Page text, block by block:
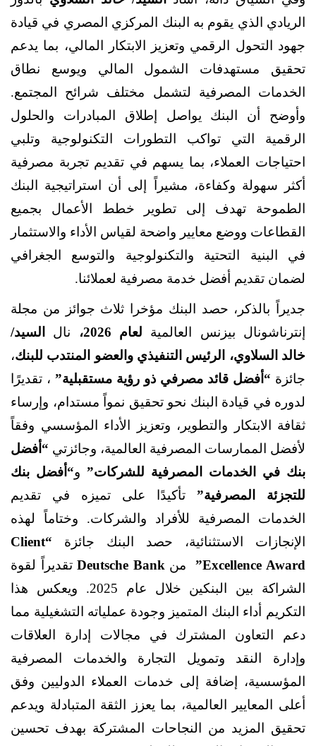
الريادي الذي يقوم به البنك المركزي المصري في قيادة
جهود التحول الرقمي وتعزيز الابتكار المالي، بما يدعم
تحقيق مستهدفات الشمول المالي ويوسع نطاق
الخدمات المصرفية لتشمل مختلف شرائح المجتمع.
وأوضح أن البنك يواصل إطلاق المبادرات والحلول
الرقمية التي تواكب التطورات التكنولوجية وتلبي
احتياجات العملاء، بما يسهم في تقديم تجربة مصرفية
أكثر سهولة وكفاءة، مشيراً إلى أن استراتيجية البنك
الطموحة تهدف إلى تطوير خطط الأعمال بجميع
القطاعات ووضع معايير واضحة لقياس الأداء والاستثمار
في البنية التحتية والتكنولوجية والتوسع الجغرافي
لضمان تقديم أفضل خدمة مصرفية لعملائنا.
جديراً بالذكر، حصد البنك مؤخرا ثلاث جوائز من مجلة
إنترناشونال بيزنس العالمية لعام 2026، نال
السيد/
خالد السلاوي، الرئيس التنفيذي والعضو المنتدب للبنك،
جائزة “أفضل قائد مصرفي ذو رؤية مستقبلية” ، تقديرًا
لدوره في قيادة البنك نحو تحقيق نمواً مستدام، وإرساء
ثقافة الابتكار والتطوير، وتعزيز الأداء المؤسسي وفقاً
لأفضل الممارسات المصرفية العالمية، وجائزتي “أفضل
بنك في الخدمات المصرفية للشركات” و“أفضل بنك
للتجزئة المصرفية” تأكيدًا على تميزه في تقديم
الخدمات المصرفية للأفراد والشركات. وختاماً لهذه
الإنجازات الاستثنائية، حصد البنك جائزة
“Client
Excellence Award” منDeutsche Bank تقديراً لقوة
الشراكة بين البنكين
خلال عام 2025. ويعكس هذا
التكريم أداء البنك المتميز وجودة عملياته التشغيلية مما
دعم التعاون المشترك في مجالات إدارة العلاقات
وإدارة النقد وتمويل التجارة والخدمات المصرفية
المؤسسية، إضافة إلى خدمات العملاء الدوليين وفق
أعلى المعايير العالمية، بما يعزز الثقة المتبادلة ويدعم
تحقيق المزيد من النجاحات المشتركة بهدف تحسين